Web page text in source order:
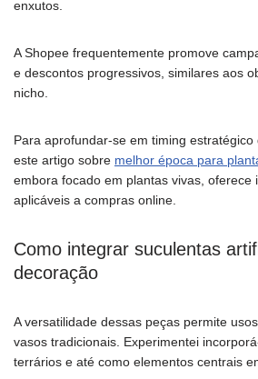
enxutos.
A Shopee frequentemente promove
e descontos progressivos, similares aos
nicho.
Para aprofundar-se em timing
este artigo sobre melhor época para
embora focado em plantas vivas, oferece
aplicáveis a compras online.
Como integrar suculentas
decoração
A versatilidade dessas peças permite
vasos tradicionais. Experimentei
terrários e até como elementos centrais